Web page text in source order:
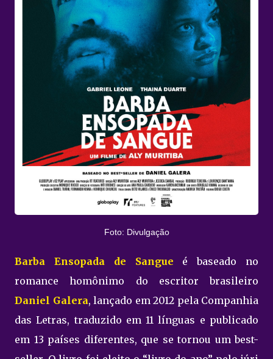
Foto: Divulgação
Barba Ensopada de Sangue é baseado no
romance homônimo do escritor brasileiro
Daniel Galera, lançado em 2012 pela Companhia
das Letras, traduzido em 11 línguas e publicado
em 13 países diferentes, que se tornou um best-